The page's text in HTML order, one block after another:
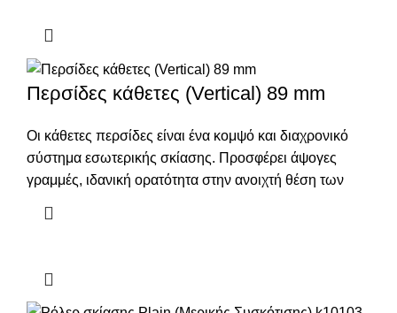
Περσίδες κάθετες (Vertical) 89 mm
Οι κάθετες περσίδες είναι ένα κομψό και διαχρονικό
σύστημα εσωτερικής σκίασης. Προσφέρει άψογες
γραμμές, ιδανική ορατότητα στην ανοιχτή θέση των